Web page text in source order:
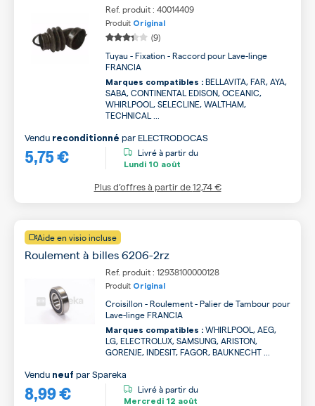
Ref. produit : 40014409
Produit Original
(9)
Tuyau - Fixation - Raccord pour Lave-linge
FRANCIA
Marques compatibles : BELLAVITA, FAR, AYA,
SABA, CONTINENTAL EDISON, OCEANIC,
WHIRLPOOL, SELECLINE, WALTHAM,
TECHNICAL ...
5,75 €
Vendu reconditionné par ELECTRODOCAS
Livré à partir du
Lundi 10 août
Plus d’offres à partir de12,74 €
Aide en visio incluse
Roulement à billes 6206-2rz
Ref. produit : 12938100000128
Produit Original
Croisillon - Roulement - Palier de Tambour pour
Lave-linge FRANCIA
Marques compatibles : WHIRLPOOL, AEG,
LG, ELECTROLUX, SAMSUNG, ARISTON,
GORENJE, INDESIT, FAGOR, BAUKNECHT ...
8,99 €
Vendu neuf parSpareka
Livré à partir du
Mercredi 12 août